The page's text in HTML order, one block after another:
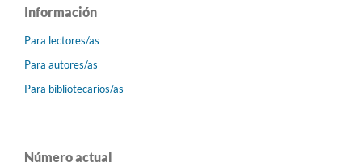
Información
Para lectores/as
Para autores/as
Para bibliotecarios/as
Número actual